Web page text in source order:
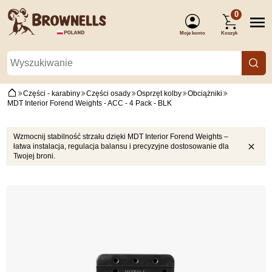
Moje konto
0
Koszyk
Części - karabiny Części osady Osprzęt kolby
Obciążniki
MDT Interior Forend Weights - ACC - 4 Pack - BLK
Wzmocnij stabilność strzału dzięki MDT Interior Forend Weights –
łatwa instalacja, regulacja balansu i precyzyjne dostosowanie dla
Twojej broni.